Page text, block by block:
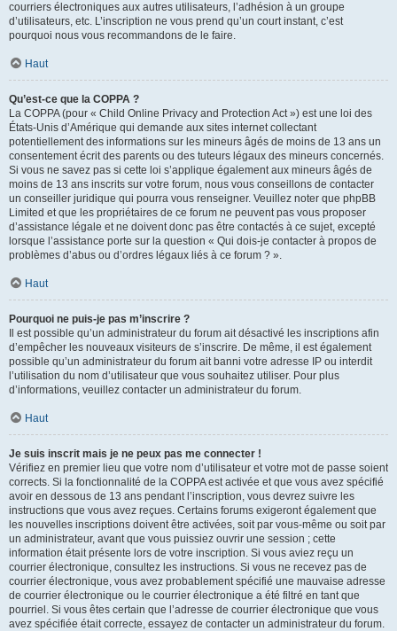
courriers électroniques aux autres utilisateurs, l’adhésion à un groupe
d’utilisateurs, etc. L’inscription ne vous prend qu’un court instant, c’est
pourquoi nous vous recommandons de le faire.
Haut
Qu’est-ce que la COPPA ?
La COPPA (pour « Child Online Privacy and Protection Act ») est une loi des
États-Unis d’Amérique qui demande aux sites internet collectant
potentiellement des informations sur les mineurs âgés de moins de 13 ans un
consentement écrit des parents ou des tuteurs légaux des mineurs concernés.
Si vous ne savez pas si cette loi s’applique également aux mineurs âgés de
moins de 13 ans inscrits sur votre forum, nous vous conseillons de contacter
un conseiller juridique qui pourra vous renseigner. Veuillez noter que phpBB
Limited et que les propriétaires de ce forum ne peuvent pas vous proposer
d’assistance légale et ne doivent donc pas être contactés à ce sujet, excepté
lorsque l’assistance porte sur la question « Qui dois-je contacter à propos de
problèmes d’abus ou d’ordres légaux liés à ce forum ? ».
Haut
Pourquoi ne puis-je pas m’inscrire ?
Il est possible qu’un administrateur du forum ait désactivé les inscriptions afin
d’empêcher les nouveaux visiteurs de s’inscrire. De même, il est également
possible qu’un administrateur du forum ait banni votre adresse IP ou interdit
l’utilisation du nom d’utilisateur que vous souhaitez utiliser. Pour plus
d’informations, veuillez contacter un administrateur du forum.
Haut
Je suis inscrit mais je ne peux pas me connecter !
Vérifiez en premier lieu que votre nom d’utilisateur et votre mot de passe soient
corrects. Si la fonctionnalité de la COPPA est activée et que vous avez spécifié
avoir en dessous de 13 ans pendant l’inscription, vous devrez suivre les
instructions que vous avez reçues. Certains forums exigeront également que
les nouvelles inscriptions doivent être activées, soit par vous-même ou soit par
un administrateur, avant que vous puissiez ouvrir une session ; cette
information était présente lors de votre inscription. Si vous aviez reçu un
courrier électronique, consultez les instructions. Si vous ne recevez pas de
courrier électronique, vous avez probablement spécifié une mauvaise adresse
de courrier électronique ou le courrier électronique a été filtré en tant que
pourriel. Si vous êtes certain que l’adresse de courrier électronique que vous
avez spécifiée était correcte, essayez de contacter un administrateur du forum.